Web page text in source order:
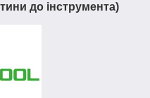
до інструмента)